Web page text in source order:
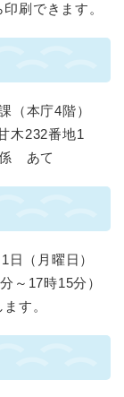
刷できます。
本庁4階）
木232番地1
あて
（月曜日）
～17時15分）
す。